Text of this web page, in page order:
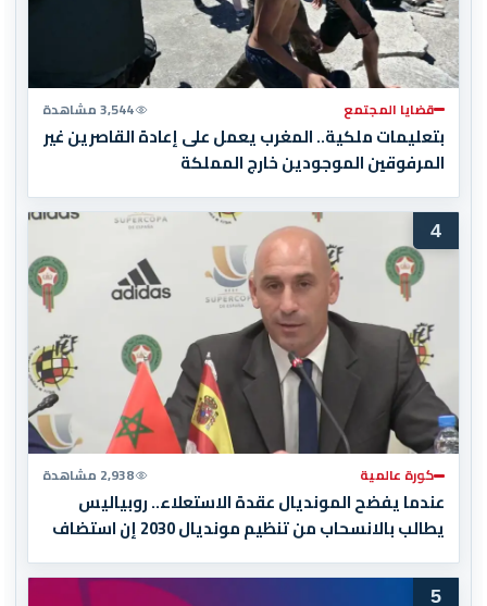
قضايا المجتمع 3,544 مشاهدة
بتعليمات ملكية.. المغرب يعمل على إعادة القاصرين غير
المرفوقين الموجودين خارج المملكة
4
كورة عالمية 2,938 مشاهدة
عندما يفضح المونديال عقدة الاستعلاء.. روبياليس
يطالب بالانسحاب من تنظيم مونديال 2030 إن استضاف
المغرب المباراة النهائية!
5